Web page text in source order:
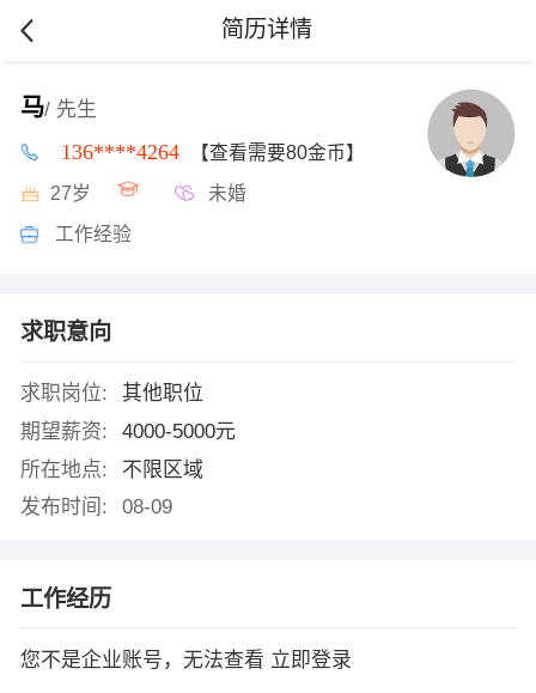
简历详情
马/ 先生
136****4264 【查看需要80金币】
27岁 未婚
工作经验
求职意向
求职岗位:
其他职位
期望薪资:
4000-5000元
所在地点:
不限区域
发布时间:
08-09
工作经历
您不是企业账号，无法查看 立即登录